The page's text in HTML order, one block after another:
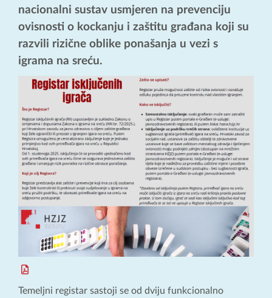
nacionalni sustav usmjeren na prevenciju
ovisnosti o kockanju i zaštitu građana koji su
razvili rizične oblike ponašanja u vezi s
igrama na sreću.
Temeljni registar sastoji se od dviju funkcionalno